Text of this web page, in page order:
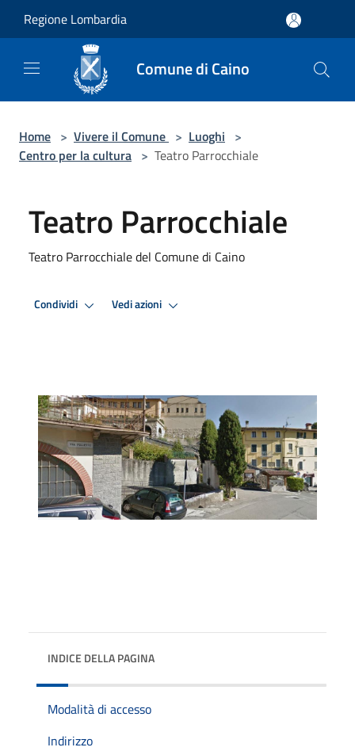
Regione Lombardia
Comune di Caino
Home > Vivere il Comune > Luoghi >
Centro per la cultura > Teatro Parrocchiale
Teatro Parrocchiale
Teatro Parrocchiale del Comune di Caino
Condividi Vedi azioni
INDICE DELLA PAGINA
Modalità di accesso
Indirizzo